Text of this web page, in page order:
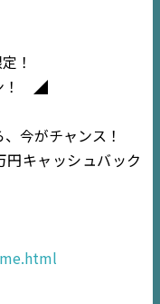
！
！ ◢
今がチャンス！
キャッシュバック